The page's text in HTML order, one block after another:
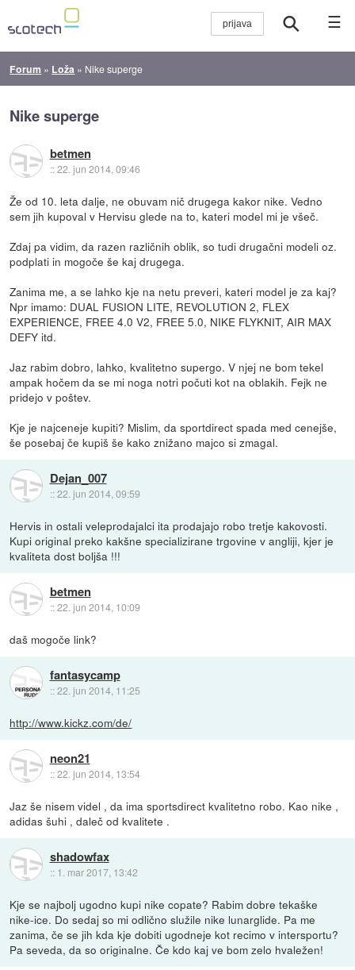
☰
Forum » Loža » Nike superge
Nike superge
betmen
::22. jun 2014, 09:46
Že od 10. leta dalje, ne obuvam nič drugega kakor nike. Vedno
sem jih kupoval v Hervisu glede na to, kateri model mi je všeč.
Zdaj pa vidim, da razen različnih oblik, so tudi drugačni modeli oz.
podplati in mogoče še kaj drugega.
Zanima me, a se lahko kje na netu preveri, kateri model je za kaj?
Npr imamo: DUAL FUSION LITE, REVOLUTION 2, FLEX
EXPERIENCE, FREE 4.0 V2, FREE 5.0, NIKE FLYKNIT, AIR MAX
DEFY itd.
Jaz rabim dobro, lahko, kvalitetno supergo. V njej ne bom tekel
ampak hočem da se mi noga notri počuti kot na oblakih. Fejk ne
pridejo v poštev.
Kje je najceneje kupiti? Mislim, da sportdirect spada med cenejše,
še posebaj če kupiš še kako znižano majco si zmagal.
Dejan_007
::22. jun 2014, 09:59
Hervis in ostali veleprodajalci ita prodajajo robo tretje kakovosti.
Kupi original preko kakšne specializirane trgovine v angliji, kjer je
kvaliteta dost boljša !!!
betmen
::22. jun 2014, 10:09
daš mogoče link?
fantasycamp
::22. jun 2014, 11:25
http://www.kickz.com/de/
neon21
::22. jun 2014, 13:54
Jaz še nisem videl , da ima sportsdirect kvalitetno robo. Kao nike ,
adidas šuhi , daleč od kvalitete .
shadowfax
:: 1. mar 2017, 13:42
Kje se najbolj ugodno kupi nike copate? Rabim dobre tekaške
nike-ice. Do sedaj so mi odlično služile nike lunarglide. Pa me
zanima, če se jih kda kje dobiti ugodneje kot recimo v intersportu?
Pa seveda, da so originalne. Če kdo kaj ve bom zelo hvaležen!